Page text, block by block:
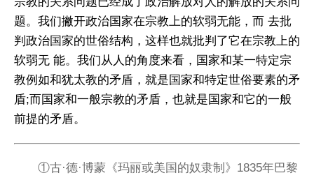
题。我们撇开政治国家在宗教上的软弱无能，而 去批
判政治国家的世俗结构，这样也就批判了它在宗教上的
软弱无 能。我们从人的角度来看，国家和某一特定宗
教例如和犹太教的矛盾，就是国家和特定世俗要素的矛
盾;而国家和一般宗教的矛盾，也就是国家和它的一般
前提的矛盾。
①古·德·博蒙《玛丽或美国的奴隶制》1835年巴黎